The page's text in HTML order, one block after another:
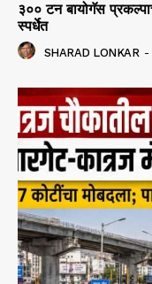
३०० टन बायोगॅस
स्पर्धेत
SHARAD LONKAR -